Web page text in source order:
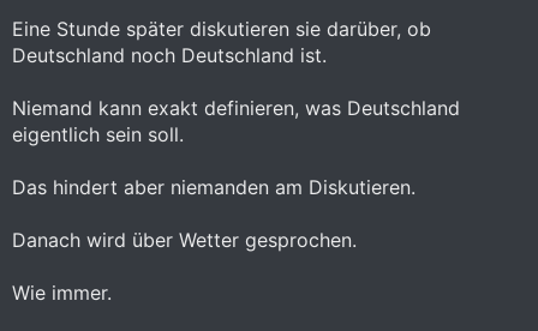
Eine Stunde später diskutieren sie darüber, ob
Deutschland noch Deutschland ist.
Niemand kann exakt definieren, was Deutschland
eigentlich sein soll.
Das hindert aber niemanden am Diskutieren.
Danach wird über Wetter gesprochen.
Wie immer.